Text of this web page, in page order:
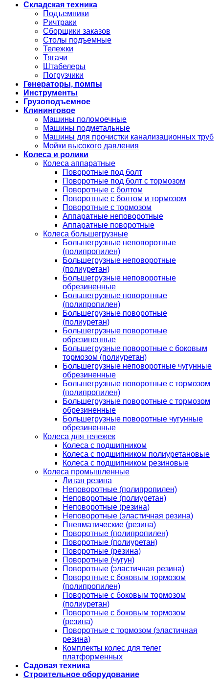
Складская техника
Подъемники
Ричтраки
Сборщики заказов
Столы подъемные
Тележки
Тягачи
Штабелеры
Погрузчики
Генераторы, помпы
Инструменты
Грузоподъемное
Клининговое
Машины поломоечные
Машины подметальные
Машины для прочистки канализационных труб
Мойки высокого давления
Колеса и ролики
Колеса аппаратные
Поворотные под болт
Поворотные под болт с тормозом
Поворотные с болтом
Поворотные с болтом и тормозом
Поворотные с тормозом
Аппаратные неповоротные
Аппаратные поворотные
Колеса большегрузные
Большегрузные неповоротные
(полипропилен)
Большегрузные неповоротные
(полиуретан)
Большегрузные неповоротные
обрезиненные
Большегрузные поворотные
(полипропилен)
Большегрузные поворотные
(полиуретан)
Большегрузные поворотные
обрезиненные
Большегрузные поворотные с боковым
тормозом (полиуретан)
Большегрузные неповоротные чугунные
обрезиненные
Большегрузные поворотные с тормозом
(полипропилен)
Большегрузные поворотные с тормозом
обрезиненные
Большегрузные поворотные чугунные
обрезиненные
Колеса для тележек
Колеса с подшипником
Колеса с подшипником полиуретановые
Колеса с подшипником резиновые
Колеса промышленные
Литая резина
Неповоротные (полипропилен)
Неповоротные (полиуретан)
Неповоротные (резина)
Неповоротные (эластичная резина)
Пневматические (резина)
Поворотные (полипропилен)
Поворотные (полиуретан)
Поворотные (резина)
Поворотные (чугун)
Поворотные (эластичная резина)
Поворотные c боковым тормозом
(полипропилен)
Поворотные c боковым тормозом
(полиуретан)
Поворотные c боковым тормозом
(резина)
Поворотные c тормозом (эластичная
резина)
Комплекты колес для телег
платформенных
Садовая техника
Строительное оборудование